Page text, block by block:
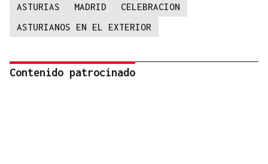
ASTURIAS MADRID
CELEBRACION
ASTURIANOS EN EL EXTERIOR
Contenido patrocinado